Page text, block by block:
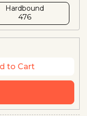
Hardbound
₹476
to Cart